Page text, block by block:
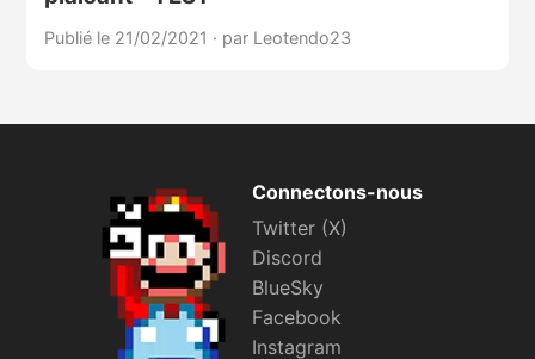
Publié le 21/02/2021 · par Leotendo23
Connectons-nous
Twitter (X)
Discord
BlueSky
Facebook
Instagram